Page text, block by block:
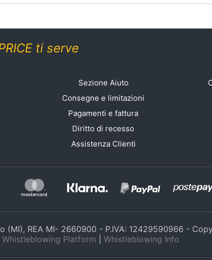
ti serve
Sezione Aiuto
Consegne e limitazioni
Pagamenti e fattura
Diritto di recesso
Assistenza Clienti
(MI), REA MI- 2660900 - P.IVA: 12429590966 -
Whistleblowing Platform Whistleblowing Info